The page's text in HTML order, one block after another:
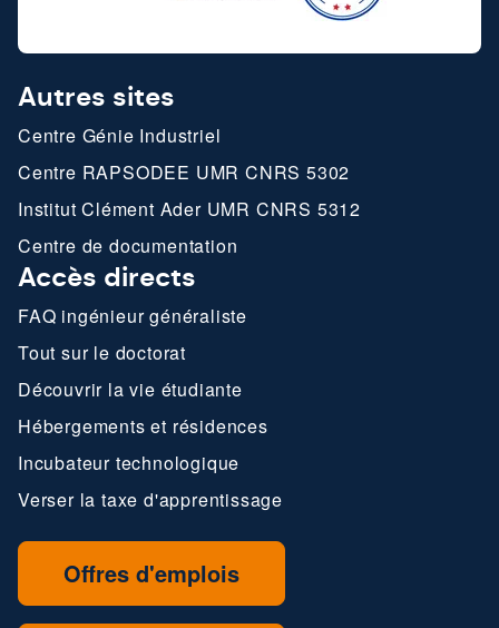
Autres sites
Centre Génie Industriel
Centre RAPSODEE UMR CNRS 5302
Institut Clément Ader UMR CNRS 5312
Centre de documentation
Accès directs
FAQ ingénieur généraliste
Tout sur le doctorat
Découvrir la vie étudiante
Hébergements et résidences
Incubateur technologique
Verser la taxe d'apprentissage
Offres d'emplois